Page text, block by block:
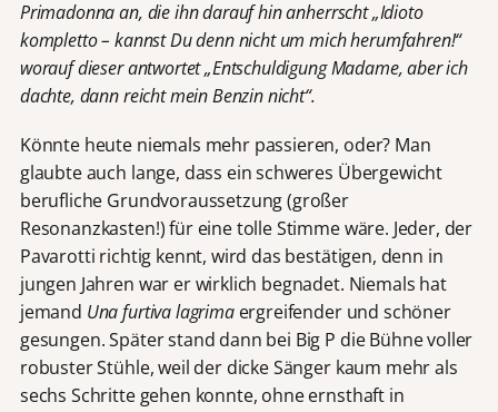
Primadonna an, die ihn darauf hin anherrscht „Idioto
kompletto – kannst Du denn nicht um mich herumfahren!“
worauf dieser antwortet „Entschuldigung Madame, aber ich
dachte, dann reicht mein Benzin nicht“.
Könnte heute niemals mehr passieren, oder? Man
glaubte auch lange, dass ein schweres Übergewicht
berufliche Grundvoraussetzung (großer
Resonanzkasten!) für eine tolle Stimme wäre. Jeder, der
Pavarotti richtig kennt, wird das bestätigen, denn in
jungen Jahren war er wirklich begnadet. Niemals hat
jemand Una furtiva lagrimaergreifender und schöner
gesungen. Später stand dann bei Big P die Bühne voller
robuster Stühle, weil der dicke Sänger kaum mehr als
sechs Schritte gehen konnte, ohne ernsthaft in